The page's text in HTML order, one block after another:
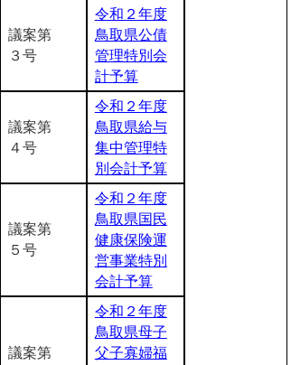
議案第
３号
令和２年度
鳥取県公債
管理特別会
計予算
議案第
４号
令和２年度
鳥取県給与
集中管理特
別会計予算
議案第
５号
令和２年度
鳥取県国民
健康保険運
営事業特別
会計予算
議案第
令和２年度
鳥取県母子
父子寡婦福